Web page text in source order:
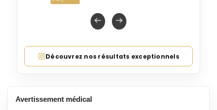
Découvrez nos résultats exceptionnels
Avertissement médical